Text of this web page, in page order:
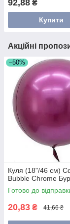
92,88 ₴
Купити
Акційні
–50%
Куля (18"/46 см)
Bubble Chrome
Готово до
20,83 ₴ 41,66 ₴